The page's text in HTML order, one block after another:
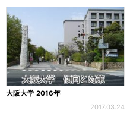
大阪大学 2016年
2017.03.24